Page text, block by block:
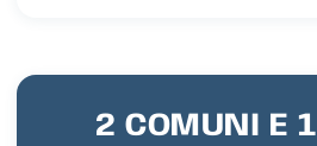
2 COMUNI E